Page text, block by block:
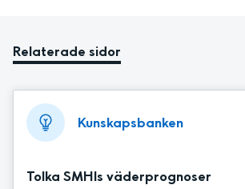
Relaterade sidor
Kunskapsbanken
Tolka SMHIs väderprognoser